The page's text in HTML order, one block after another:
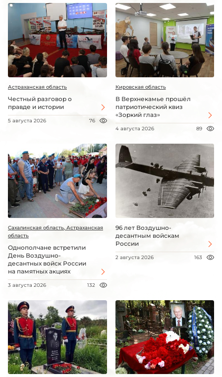
Астраханская область
Честный разговор о
правде и истории
5 августа 2026 76
Кировская область
В Верхнекамье прошёл
патриотический квиз
«Зоркий глаз»
4 августа 2026 89
Сахалинская область, Астраханская
область
Однополчане встретили
День Воздушно-
десантных войск России
на памятных акциях
3 августа 2026 132
96 лет Воздушно-
десантным войскам
России
2 августа 2026 163